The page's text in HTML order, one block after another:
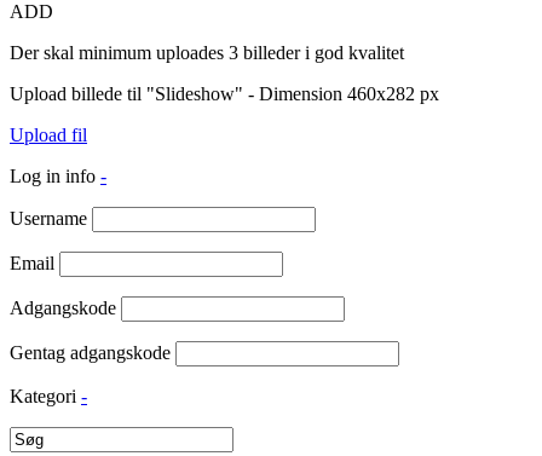
ADD
Der skal minimum uploades 3 billeder i god kvalitet
Upload billede til "Slideshow" - Dimension 460x282 px
Upload fil
Log in info -
Username
Email
Adgangskode
Gentag adgangskode
Kategori -